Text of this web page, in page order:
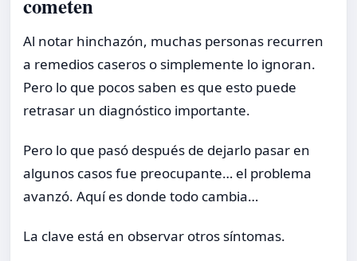
Al notar hinchazón, muchas personas recurren
a remedios caseros o simplemente lo ignoran.
Pero lo que pocos saben es que esto puede
retrasar un diagnóstico importante.
Pero lo que pasó después de dejarlo pasar en
algunos casos fue preocupante… el problema
avanzó. Aquí es donde todo cambia…
La clave está en observar otros síntomas.